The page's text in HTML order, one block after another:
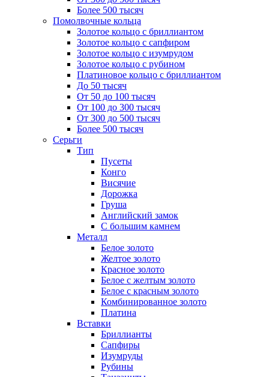
Более 500 тысяч
Помолвочные кольца
Золотое кольцо с бриллиантом
Золотое кольцо с сапфиром
Золотое кольцо с изумрудом
Золотое кольцо с рубином
Платиновое кольцо с бриллиантом
До 50 тысяч
От 50 до 100 тысяч
От 100 до 300 тысяч
От 300 до 500 тысяч
Более 500 тысяч
Серьги
Тип
Пусеты
Конго
Висячие
Дорожка
Груша
Английский замок
С большим камнем
Металл
Белое золото
Желтое золото
Красное золото
Белое с желтым золото
Белое с красным золото
Комбинированное золото
Платина
Вставки
Бриллианты
Сапфиры
Изумруды
Рубины